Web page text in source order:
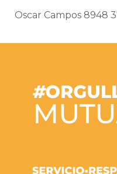
Oscar Campos 8948